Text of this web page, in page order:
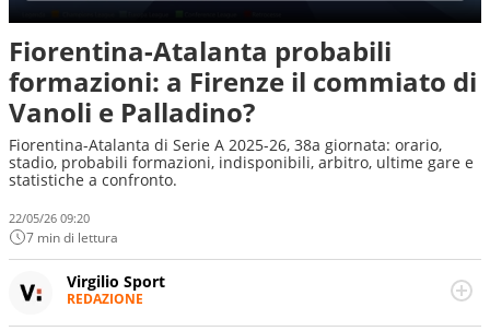
Fiorentina-Atalanta probabili
formazioni: a Firenze il commiato di
Vanoli e Palladino?
Fiorentina-Atalanta di Serie A 2025-26, 38a giornata: orario,
stadio, probabili formazioni, indisponibili, arbitro, ultime gare e
statistiche a confronto.
22/05/26 09:20
7 min di lettura
Virgilio Sport
REDAZIONE